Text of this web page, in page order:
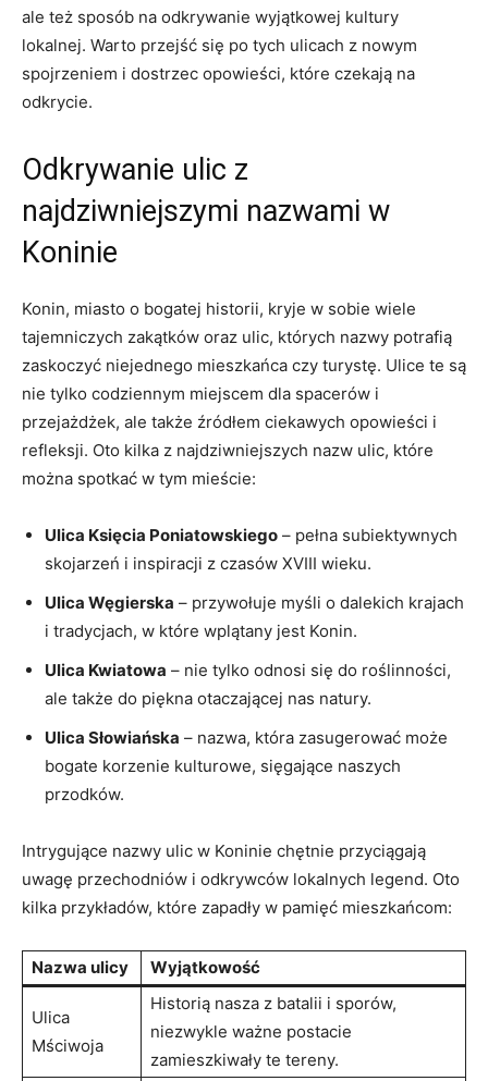
ale‌ też sposób na ​odkrywanie wyjątkowej kultury
lokalnej. Warto przejść się po tych ulicach z nowym
spojrzeniem i dostrzec opowieści, które czekają na​
odkrycie.
Odkrywanie ulic z
najdziwniejszymi nazwami w
Koninie
Konin,⁤ miasto o⁢ bogatej historii, kryje w sobie wiele
tajemniczych zakątków oraz ulic, których nazwy potrafią
zaskoczyć‌ niejednego mieszkańca ‍czy turystę. Ulice te są​
nie tylko codziennym⁣ miejscem dla⁤ spacerów i‍
przejażdżek, ale także źródłem ciekawych opowieści i
refleksji. Oto kilka z najdziwniejszych nazw ulic, które
można​ spotkać w ⁤tym ⁣mieście:
Ulica Księcia Poniatowskiego – pełna subiektywnych
skojarzeń ⁤i inspiracji z czasów XVIII wieku.
Ulica ⁢Węgierska – przywołuje myśli o dalekich krajach
i tradycjach, ⁢w które wplątany jest Konin.
Ulica ⁤Kwiatowa – nie tylko odnosi się​ do roślinności,
ale także do piękna⁢ otaczającej nas natury.
Ulica Słowiańska ‍– nazwa, która zasugerować może
bogate korzenie kulturowe, sięgające ‍naszych
przodków.
Intrygujące nazwy ulic w Koninie chętnie przyciągają
uwagę ⁤przechodniów i odkrywców lokalnych legend. ⁤Oto
kilka przykładów, które zapadły w pamięć mieszkańcom:
Nazwa ​ulicy Wyjątkowość
Ulica
⁤Mściwoja
Historią nasza z batalii i sporów, ​
niezwykle ważne postacie
zamieszkiwały te tereny.